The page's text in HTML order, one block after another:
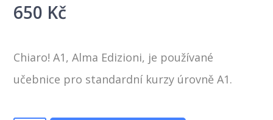
650 Kč
Chiaro! A1, Alma Edizioni, je používané
učebnice pro standardní kurzy úrovně A1.